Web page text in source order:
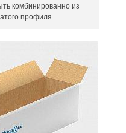
комбинированно из
профиля.